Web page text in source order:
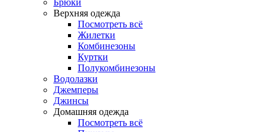
Верхняя одежда
Посмотреть всё
Жилетки
Комбинезоны
Куртки
Полукомбинезоны
Водолазки
Джемперы
Джинсы
Домашняя одежда
Посмотреть всё